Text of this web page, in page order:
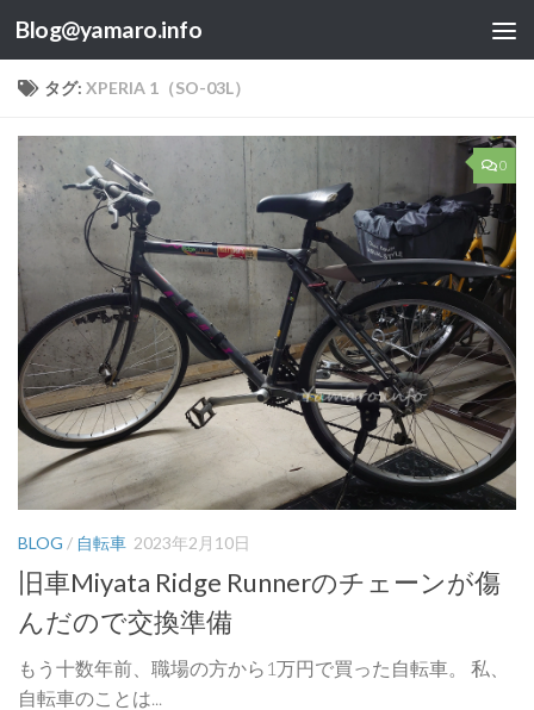
コンテンツへスキップ
Blog@yamaro.info
タグ: XPERIA 1（SO-03L）
0
BLOG / 自転車 2023年2月10日
旧車Miyata Ridge Runnerのチェーンが傷
んだので交換準備
もう十数年前、職場の方から1万円で買った自転車。 私、
自転車のことは...